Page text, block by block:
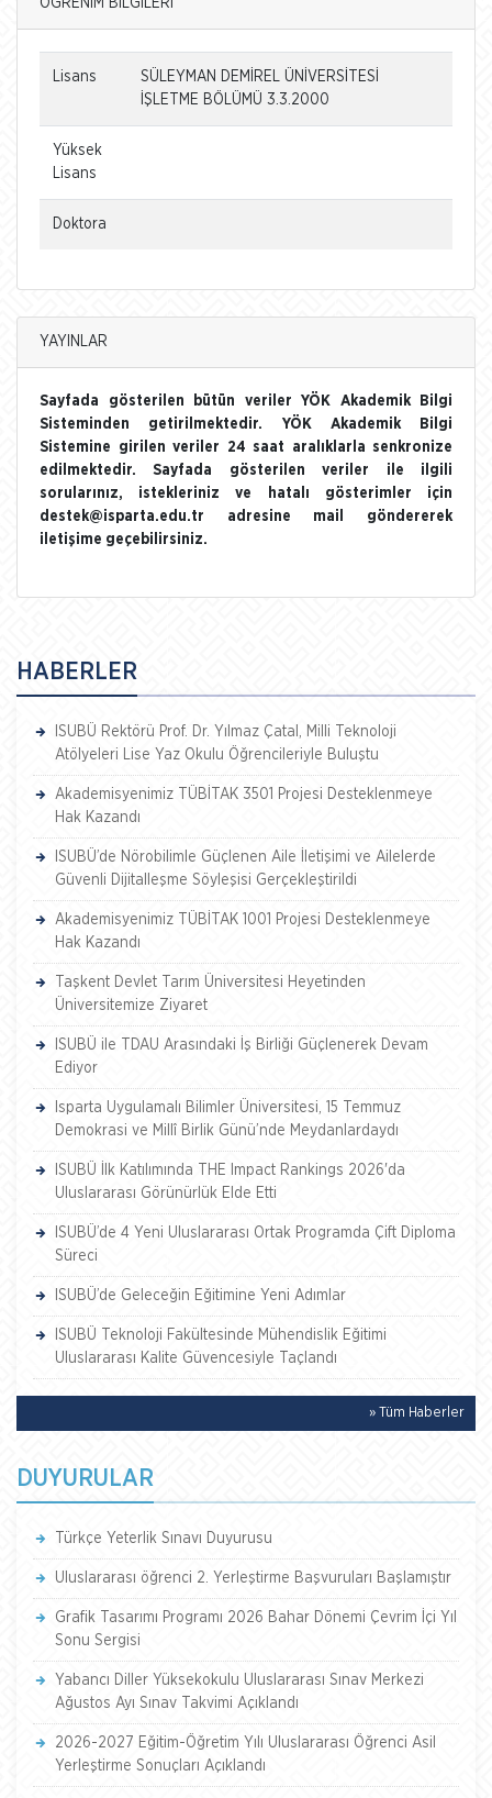
Lisans
SÜLEYMAN DEMİREL ÜNİVERSİTESİ
İŞLETME BÖLÜMÜ 3.3.2000
Yüksek
Lisans
Doktora
YAYINLAR
Sayfada gösterilen bütün veriler YÖK Akademik Bilgi
Sisteminden getirilmektedir. YÖK Akademik Bilgi
Sistemine girilen veriler 24 saat aralıklarla senkronize
edilmektedir. Sayfada gösterilen veriler ile ilgili
sorularınız, istekleriniz ve hatalı gösterimler için
destek@isparta.edu.tr adresine mail göndererek
iletişime geçebilirsiniz.
HABERLER
ISUBÜ Rektörü Prof. Dr. Yılmaz Çatal, Milli Teknoloji
Atölyeleri Lise Yaz Okulu Öğrencileriyle Buluştu
Akademisyenimiz TÜBİTAK 3501 Projesi Desteklenmeye
Hak Kazandı
ISUBÜ’de Nörobilimle Güçlenen Aile İletişimi ve Ailelerde
Güvenli Dijitalleşme Söyleşisi Gerçekleştirildi
Akademisyenimiz TÜBİTAK 1001 Projesi Desteklenmeye
Hak Kazandı
Taşkent Devlet Tarım Üniversitesi Heyetinden
Üniversitemize Ziyaret
ISUBÜ ile TDAU Arasındaki İş Birliği Güçlenerek Devam
Ediyor
Isparta Uygulamalı Bilimler Üniversitesi, 15 Temmuz
Demokrasi ve Millî Birlik Günü’nde Meydanlardaydı
ISUBÜ İlk Katılımında THE Impact Rankings 2026'da
Uluslararası Görünürlük Elde Etti
ISUBÜ’de 4 Yeni Uluslararası Ortak Programda Çift Diploma
Süreci
ISUBÜ’de Geleceğin Eğitimine Yeni Adımlar
ISUBÜ Teknoloji Fakültesinde Mühendislik Eğitimi
Uluslararası Kalite Güvencesiyle Taçlandı
» Tüm Haberler
DUYURULAR
Türkçe Yeterlik Sınavı Duyurusu
Uluslararası öğrenci 2. Yerleştirme Başvuruları Başlamıştır
Grafik Tasarımı Programı 2026 Bahar Dönemi Çevrim İçi Yıl
Sonu Sergisi
Yabancı Diller Yüksekokulu Uluslararası Sınav Merkezi
Ağustos Ayı Sınav Takvimi Açıklandı
2026-2027 Eğitim-Öğretim Yılı Uluslararası Öğrenci Asil
Yerleştirme Sonuçları Açıklandı